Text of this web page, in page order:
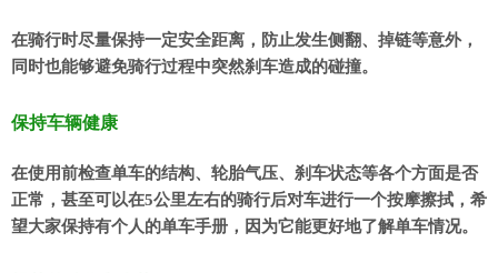
在骑行时尽量保持一定安全距离，防止发生侧翻、掉链等意外，
同时也能够避免骑行过程中突然刹车造成的碰撞。
保持车辆健康
在使用前检查单车的结构、轮胎气压、刹车状态等各个方面是否
正常，甚至可以在5公里左右的骑行后对车进行一个按摩擦拭，希
望大家保持有个人的单车手册，因为它能更好地了解单车情况。